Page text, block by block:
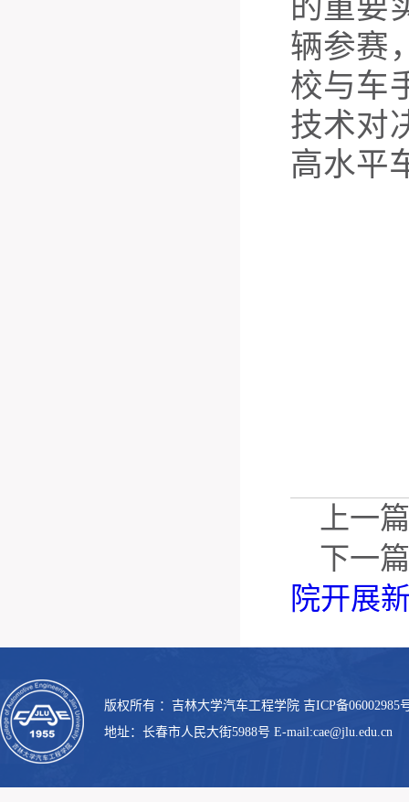
辆参赛
校与车
技术对
高水平
上一
下一
院开展
版权所有 ：吉林大学汽车工程学院 吉ICP备06002985
地址：长春市人民大街5988号 E-mail:cae@jlu.edu.cn